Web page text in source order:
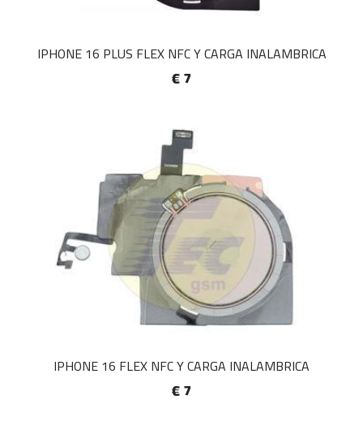
IPHONE 16 PLUS FLEX NFC Y CARGA INALAMBRICA
€ 7
IPHONE 16 FLEX NFC Y CARGA INALAMBRICA
€ 7